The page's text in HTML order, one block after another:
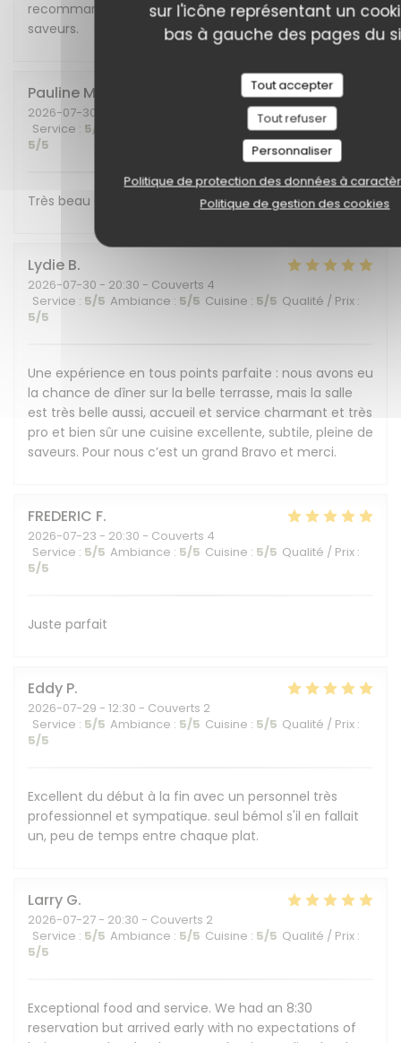
sur l'icône représentant un
bas à gauche des pages du
Tout accepter
Tout refuser
Personnaliser
Politique de protection des données à
Politique de gestion des cookies
recommandons cet endroit plein de charme et de
saveurs.
Pauline M
2026-07-30
Service : 5/5 Cuisine:5/5 Qualité / Prix
5/5
Très beau cadre et belle découverte gustative !
Lydie B
2026-07-30 - 20:30 - Couverts 4
Service : 5/5 Ambiance : 5/5 Cuisine : 5/5 Qualité / Prix :
5/5
Une expérience en tous points parfaite : nous avons eu
la chance de dîner sur la belle terrasse, mais la salle
est très belle aussi, accueil et service charmant et très
pro et bien sûr une cuisine excellente, subtile, pleine de
saveurs. Pour nous c’est un grand Bravo et merci.
FREDERIC F
2026-07-23 - 20:30 - Couverts 4
Service : 5/5 Ambiance : 5/5 Cuisine : 5/5 Qualité / Prix :
5/5
Juste parfait
Eddy P
2026-07-29 - 12:30 - Couverts 2
Service : 5/5 Ambiance : 5/5 Cuisine : 5/5 Qualité / Prix :
5/5
Excellent du début à la fin avec un personnel très
professionnel et sympatique. seul bémol s'il en fallait
un, peu de temps entre chaque plat.
Larry G
2026-07-27 - 20:30 - Couverts 2
Service : 5/5 Ambiance : 5/5 Cuisine : 5/5 Qualité / Prix :
5/5
Exceptional food and service. We had an 8:30
reservation but arrived early with no expectations of